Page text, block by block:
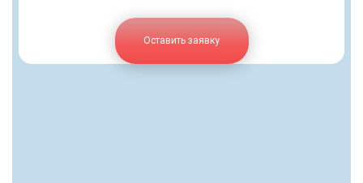
Оставить заявку